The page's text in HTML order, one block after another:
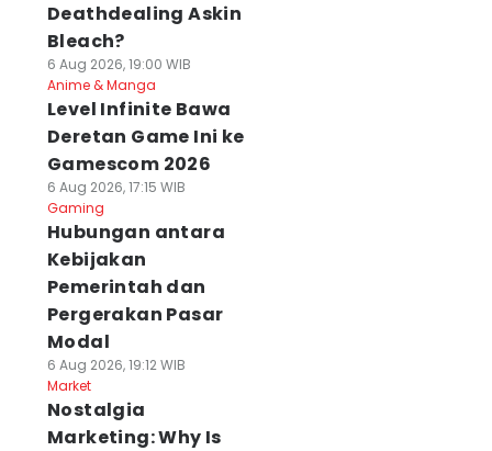
Deathdealing Askin
Bleach?
6 Aug 2026, 19:00 WIB
Anime & Manga
Level Infinite Bawa
Deretan Game Ini ke
Gamescom 2026
6 Aug 2026, 17:15 WIB
Gaming
Hubungan antara
Kebijakan
Pemerintah dan
Pergerakan Pasar
Modal
6 Aug 2026, 19:12 WIB
Market
Nostalgia
Marketing: Why Is